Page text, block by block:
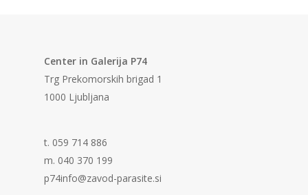
Center in Galerija P74
Trg Prekomorskih brigad 1
1000 Ljubljana
t. 059 714 886
m. 040 370 199
p74info@zavod-parasite.si